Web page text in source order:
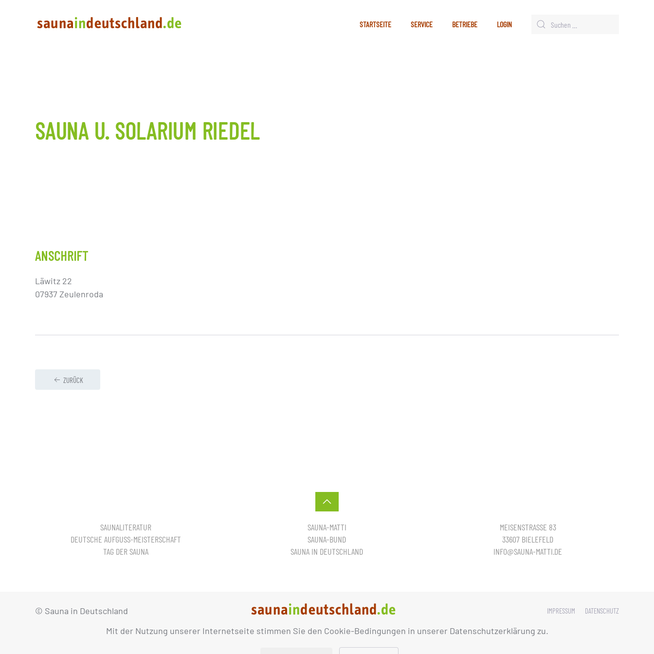
Mit der Nutzung unserer Internetseite stimmen Sie den Cookie-Bedingungen in unserer Datenschutzerklärung zu.
STARTSEITE SERVICE BETRIEBE LOGIN
SAUNA U. SOLARIUM RIEDEL
ANSCHRIFT
Läwitz 22
07937 Zeulenroda
ZURÜCK
SAUNALITERATUR
DEUTSCHE AUFGUSS-MEISTERSCHAFT
TAG DER SAUNA
SAUNA-MATTI
SAUNA-BUND
SAUNA IN DEUTSCHLAND
MEISENSTRASSE 83
33607 BIELEFELD
INFO@SAUNA-MATTI.DE
© Sauna in Deutschland IMPRESSUM DATENSCHUTZ